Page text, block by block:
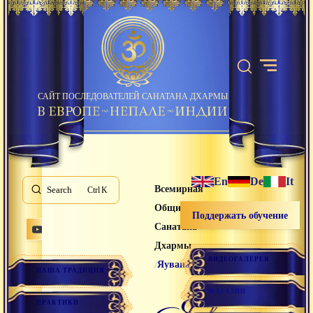
САЙТ ПОСЛЕДОВАТЕЛЕЙ САНАТАНА ДХАРМЫ
Search K
НАША ТРАДИЦИЯ
ПРАКТИКИ
Всемирная
Община
Санатана
Дхармы
/Яувана
En De It
Поддержать обучение
ВИДЕОГАЛЕРЕЯ
МАГАЗИН